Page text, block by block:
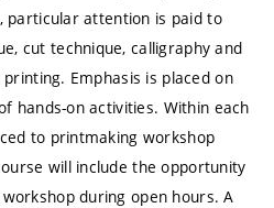
particular attention is paid to
cut technique, calligraphy and
Emphasis is placed on
hands-on activities. Within each
to printmaking workshop
will include the opportunity
during open hours. A